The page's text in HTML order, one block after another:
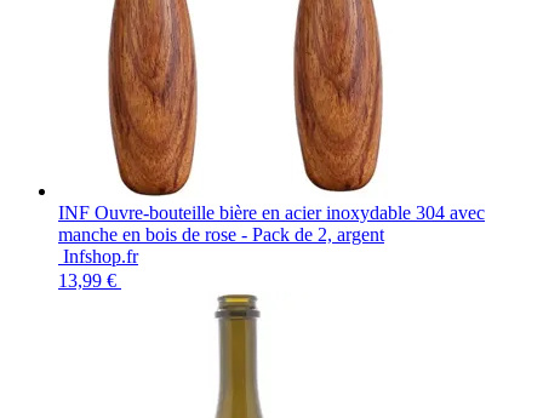
INF Ouvre-bouteille bière en acier inoxydable 304 avec
manche en bois de rose - Pack de 2, argent
Infshop.fr
13,99 €